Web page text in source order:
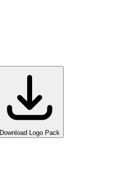
Download Logo Pack